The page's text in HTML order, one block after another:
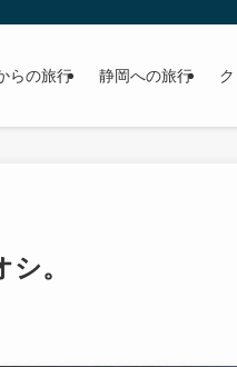
らの旅行 静岡への旅行
。